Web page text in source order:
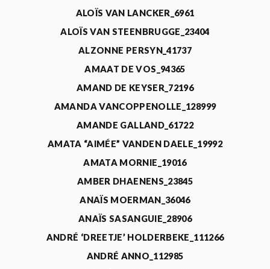
ALOÏS VAN LANCKER_6961
ALOÏS VAN STEENBRUGGE_23404
ALZONNE PERSYN_41737
AMAAT DE VOS_94365
AMAND DE KEYSER_72196
AMANDA VANCOPPENOLLE_128999
AMANDE GALLAND_61722
AMATA “AIMÉE” VANDEN DAELE_19992
AMATA MORNIE_19016
AMBER DHAENENS_23845
ANAÏS MOERMAN_36046
ANAÏS SASANGUIE_28906
ANDRÉ ‘DREETJE’ HOLDERBEKE_111266
ANDRÉ ANNO_112985